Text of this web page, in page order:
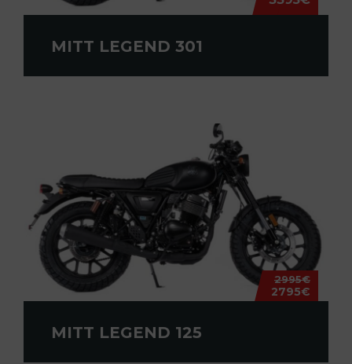
MITT LEGEND 301
2995€
2795€
MITT LEGEND 125